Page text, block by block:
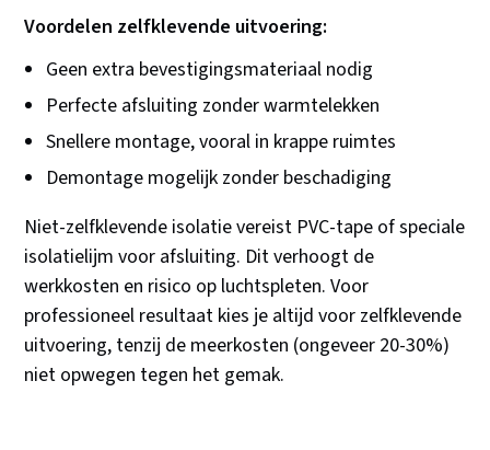
Voordelen zelfklevende uitvoering:
Geen extra bevestigingsmateriaal nodig
Perfecte afsluiting zonder warmtelekken
Snellere montage, vooral in krappe ruimtes
Demontage mogelijk zonder beschadiging
Niet-zelfklevende isolatie vereist PVC-tape of speciale
isolatielijm voor afsluiting. Dit verhoogt de
werkkosten en risico op luchtspleten. Voor
professioneel resultaat kies je altijd voor zelfklevende
uitvoering, tenzij de meerkosten (ongeveer 20-30%)
niet opwegen tegen het gemak.